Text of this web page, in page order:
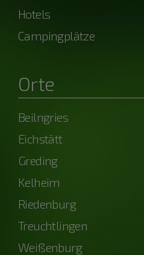
Hotels
Campingplätze
Orte
Beilngries
Eichstätt
Greding
Kelheim
Riedenburg
Treuchtlingen
Weißenburg